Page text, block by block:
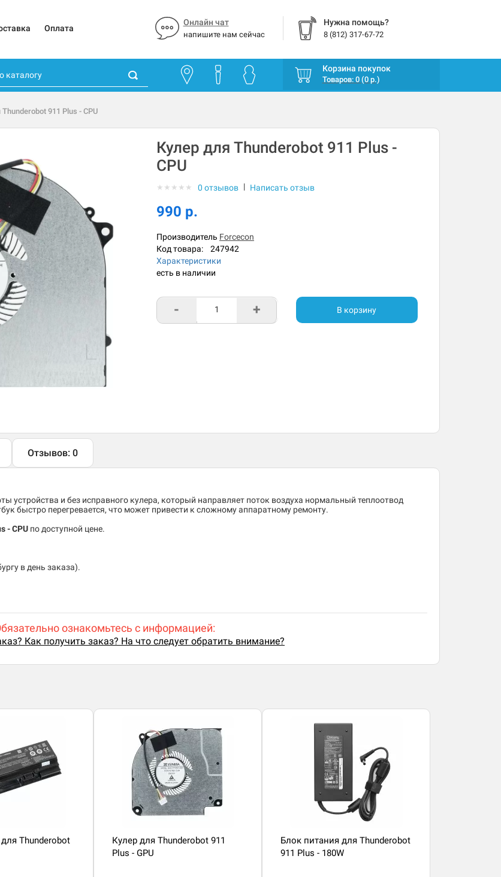
Оплата
Онлайн чат
напишите нам сейчас
Нужна помощь?
8 (812) 317-67-72
Корзина покупок
Товаров: 0 (0 р.)
Thunderobot 911 Plus - CPU
Кулер для Thunderobot 911 Plus -
CPU
★ ★ ★ ★ ★ 0 отзывов | Написать отзыв
990 р.
Производитель Forcecon
Код товара: 247942
Характеристики
есть в наличии
- + В корзину
Отзывов: 0
устройства и без исправного кулера, который направляет поток воздуха нормальный теплоотвод
быстро перегревается, что может привести к сложному аппаратному ремонту.
- CPU по доступной цене.
в день заказа).
ознакомьтесь с информацией:
Как получить заказ? На что следует обратить внимание?
Thunderobot
Кулер для Thunderobot 911
Plus - GPU
Блок питания для Thunderobot
911 Plus - 180W